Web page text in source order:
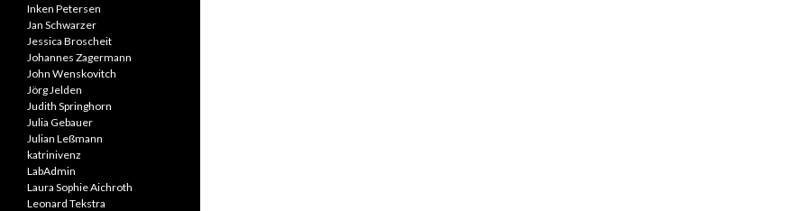
Inken Petersen
Jan Schwarzer
Jessica Broscheit
Johannes Zagermann
John Wenskovitch
Jörg Jelden
Judith Springhorn
Julia Gebauer
Julian Leßmann
katrinivenz
LabAdmin
Laura Sophie Aichroth
Leonard Tekstra